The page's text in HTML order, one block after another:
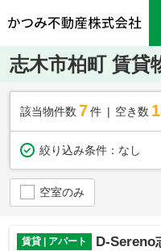
志木市柏町 賃貸
該当物件数 7件 空き数
絞り込み条件： なし
空室のみ
賃貸 | アパート D-Sereno